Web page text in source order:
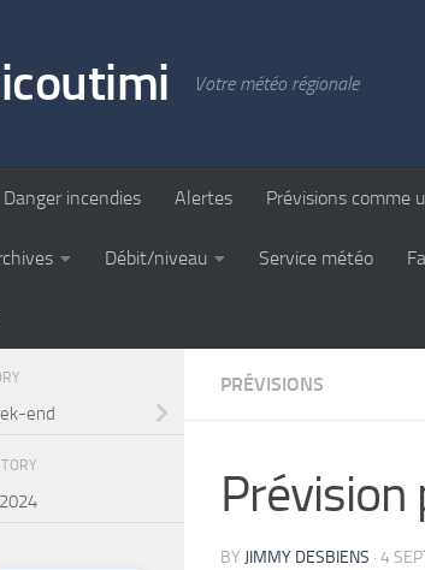
Votre météo régionale
Danger incendies Alertes Prévisions comme
Débit/niveau Service météo
PRÉVISIONS
Prévision
BY JIMMY DESBIENS · 4
end